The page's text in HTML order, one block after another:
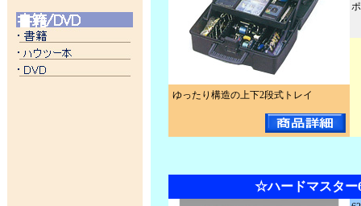
ゆったり構造の上下2段式トレイ
☆ハードマスター